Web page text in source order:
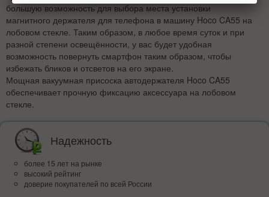
большую возможность для выбора места установки
магнитного держателя для телефона в машину Hoco CA55 на
лобовом стекле. Таким образом, в любое время суток и при
разной степени освещённости, у вас будет удобная
возможность повернуть смартфон таким образом, чтобы
избежать бликов и отсветов на его экране.
Мощная вакуумная присоска автодержателя Hoco CA55
обеспечивает прочную фиксацию аксессуара на лобовом
стекле.
Надежность
более 15 лет на рынке
высокий рейтинг
доверие покупателей по всей России